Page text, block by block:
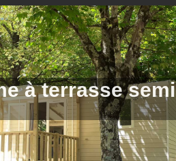
à terrasse semi